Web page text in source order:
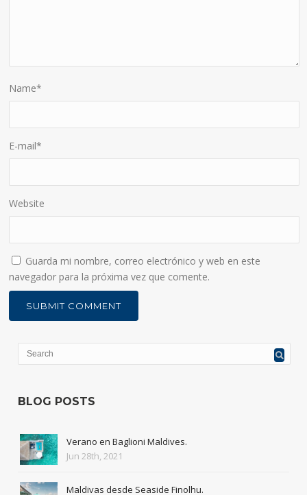
Name*
E-mail*
Website
Guarda mi nombre, correo electrónico y web en este
navegador para la próxima vez que comente.
BLOG POSTS
Verano en Baglioni Maldives.
Jun 28th, 2021
Maldivas desde Seaside Finolhu.